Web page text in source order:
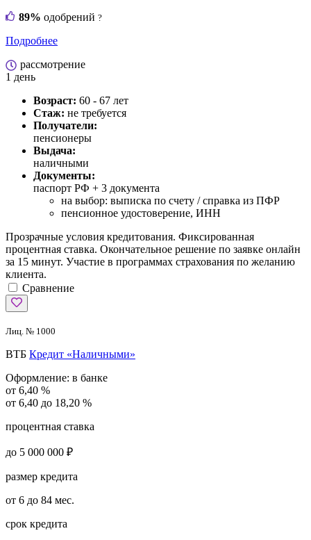
89% одобрений ?
Подробнее
рассмотрение
1 день
Возраст: 60 - 67 лет
Стаж: не требуется
Получатели:
пенсионеры
Выдача:
наличными
Документы:
паспорт РФ + 3 документа
на выбор: выписка по счету / справка из ПФР
пенсионное удостоверение, ИНН
Прозрачные условия кредитования. Фиксированная
процентная ставка. Окончательное решение по заявке онлайн
за 15 минут. Участие в программах страхования по желанию
клиента.
Сравнение
Лиц. № 1000
ВТБ Кредит «Наличными»
Оформление: в банке
от 6,40 %
от 6,40 до 18,20 %
процентная ставка
до 5 000 000 ₽
размер кредита
от 6 до 84 мес.
срок кредита